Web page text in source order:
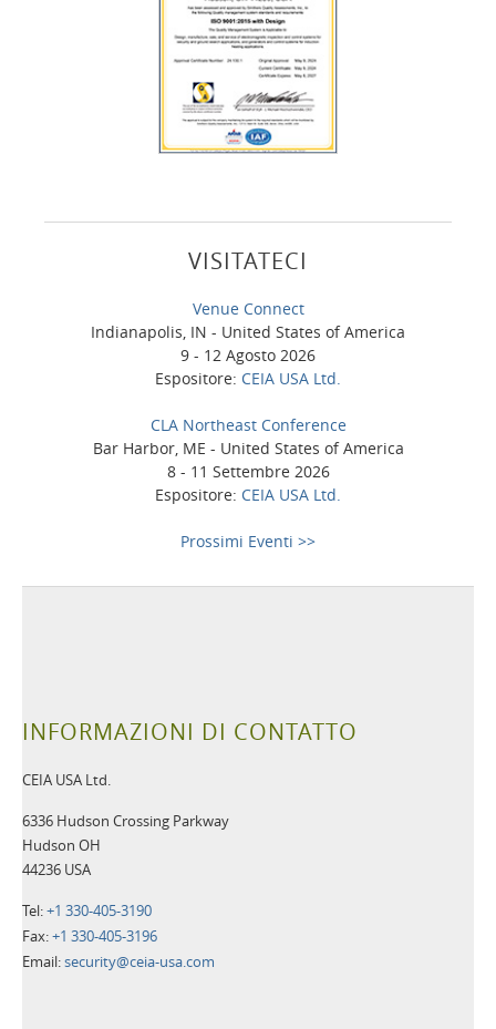
VISITATECI
Venue Connect
Indianapolis, IN - United States of America
9 - 12 Agosto 2026
Espositore: CEIA USA Ltd.
CLA Northeast Conference
Bar Harbor, ME - United States of America
8 - 11 Settembre 2026
Espositore: CEIA USA Ltd.
Prossimi Eventi >>
INFORMAZIONI DI CONTATTO
CEIA USA Ltd.
6336 Hudson Crossing Parkway
Hudson OH
44236 USA
Tel:+1 330-405-3190
Fax:+1 330-405-3196
Email:security@ceia-usa.com